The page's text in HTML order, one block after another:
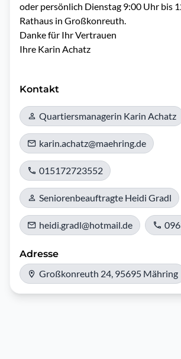
oder persönlich Dienstag 9:00 Uhr bis
Rathaus in Großkonreuth.
Danke für Ihr Vertrauen
Ihre Karin Achatz
Kontakt
Quartiersmanagerin Karin Achatz
karin.achatz@maehring.de
015172723552
Seniorenbeauftragte Heidi Gradl
heidi.gradl@hotmail.de
Adresse
Großkonreuth 24, 95695 Mähring